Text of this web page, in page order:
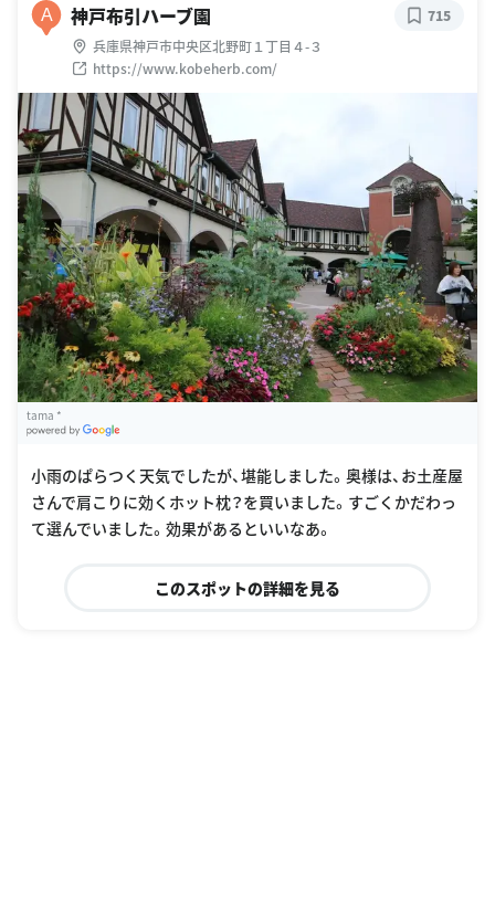
A 神戸布引ハーブ園
兵庫県神戸市中央区北野町１丁目４-３
https://www.kobeherb.com/
715
tama *
小雨のぱらつく天気でしたが、堪能しました。奥様は、お土産屋
さんで肩こりに効くホット枕？を買いました。すごくかだわっ
て選んでいました。効果があるといいなあ。
このスポットの詳細を見る